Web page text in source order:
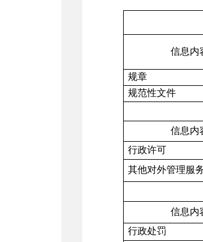
信息内
规章
规范性文件
信息内
行政许可
其他对外管理服
信息内
行政处罚